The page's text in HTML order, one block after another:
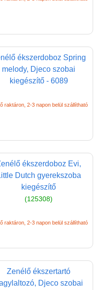
ékszerdoboz Spring
melody, Djeco szobai
kiegészítő - 6089
raktáron, 2-3 napon belül szállítható
ékszerdoboz Evi,
Dutch gyerekszoba
kiegészítő
(125308)
raktáron, 2-3 napon belül szállítható
Zenélő ékszertartó
Djeco szobai
Tapéta, dekor tapéta
Fali polc
Falióra
kisbútorok
Gyerek sátor
Gyerekszőnyeg,
játszószőnyeg
Jelzőfény, éjjeli fény
mécses lámpa
Gyertya, mécses
Persely